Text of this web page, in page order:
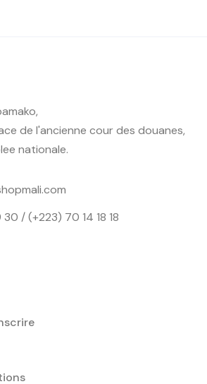
de l'ancienne cour des douanes,
nationale.
/ (+223) 70 14 18 18